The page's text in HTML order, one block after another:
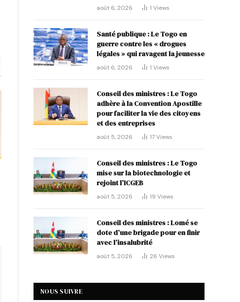
août 6, 2026 1 Views
Santé publique : Le Togo en
guerre contre les « drogues
légales » qui ravagent la jeunesse
août 6, 2026 1 Views
Conseil des ministres : Le Togo
adhère à la Convention Apostille
pour faciliter la vie des citoyens
et des entreprises
août 5, 2026 17Views
Conseil des ministres : Le Togo
mise sur la biotechnologie et
rejoint l’ICGEB
août 5, 2026 19 Views
Conseil des ministres : Lomé se
dote d’une brigade pour en finir
avec l’insalubrité
août 5, 2026 26 Views
NOUS SUIVRE